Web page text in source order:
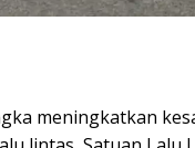
meningkatkan